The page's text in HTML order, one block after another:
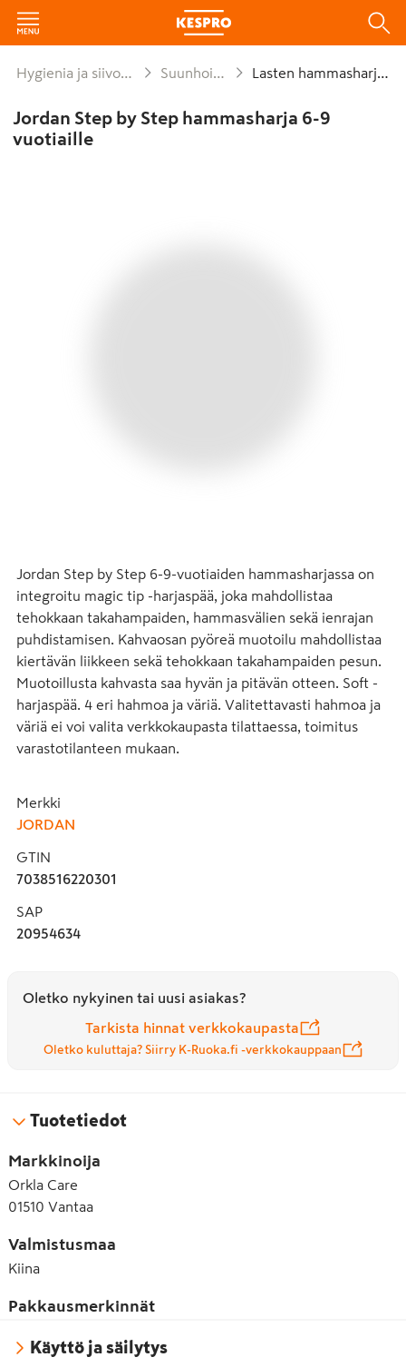
Hygienia ja siivous Suunhoito Lasten hammasharjat
Jordan Step by Step hammasharja 6-9
vuotiaille
Jordan Step by Step 6-9-vuotiaiden hammasharjassa on
integroitu magic tip -harjaspää, joka mahdollistaa
tehokkaan takahampaiden, hammasvälien sekä ienrajan
puhdistamisen. Kahvaosan pyöreä muotoilu mahdollistaa
kiertävän liikkeen sekä tehokkaan takahampaiden pesun.
Muotoillusta kahvasta saa hyvän ja pitävän otteen. Soft -
harjaspää. 4 eri hahmoa ja väriä. Valitettavasti hahmoa ja
väriä ei voi valita verkkokaupasta tilattaessa, toimitus
varastotilanteen mukaan.
Merkki
JORDAN
GTIN
7038516220301
SAP
20954634
Oletko nykyinen tai uusi asiakas?
Tarkista hinnat verkkokaupasta
Oletko kuluttaja? Siirry K-Ruoka.fi -verkkokauppaan
Tuotetiedot
Markkinoija
Orkla Care
01510 Vantaa
Valmistusmaa
Kiina
Pakkausmerkinnät
Käyttö ja säilytys